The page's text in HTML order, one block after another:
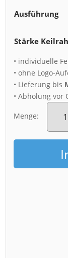
Ausführung
Stärke
• individuelle
• ohne Logo-
• Lieferung bis
• Abholung vor
Menge:
(00828)